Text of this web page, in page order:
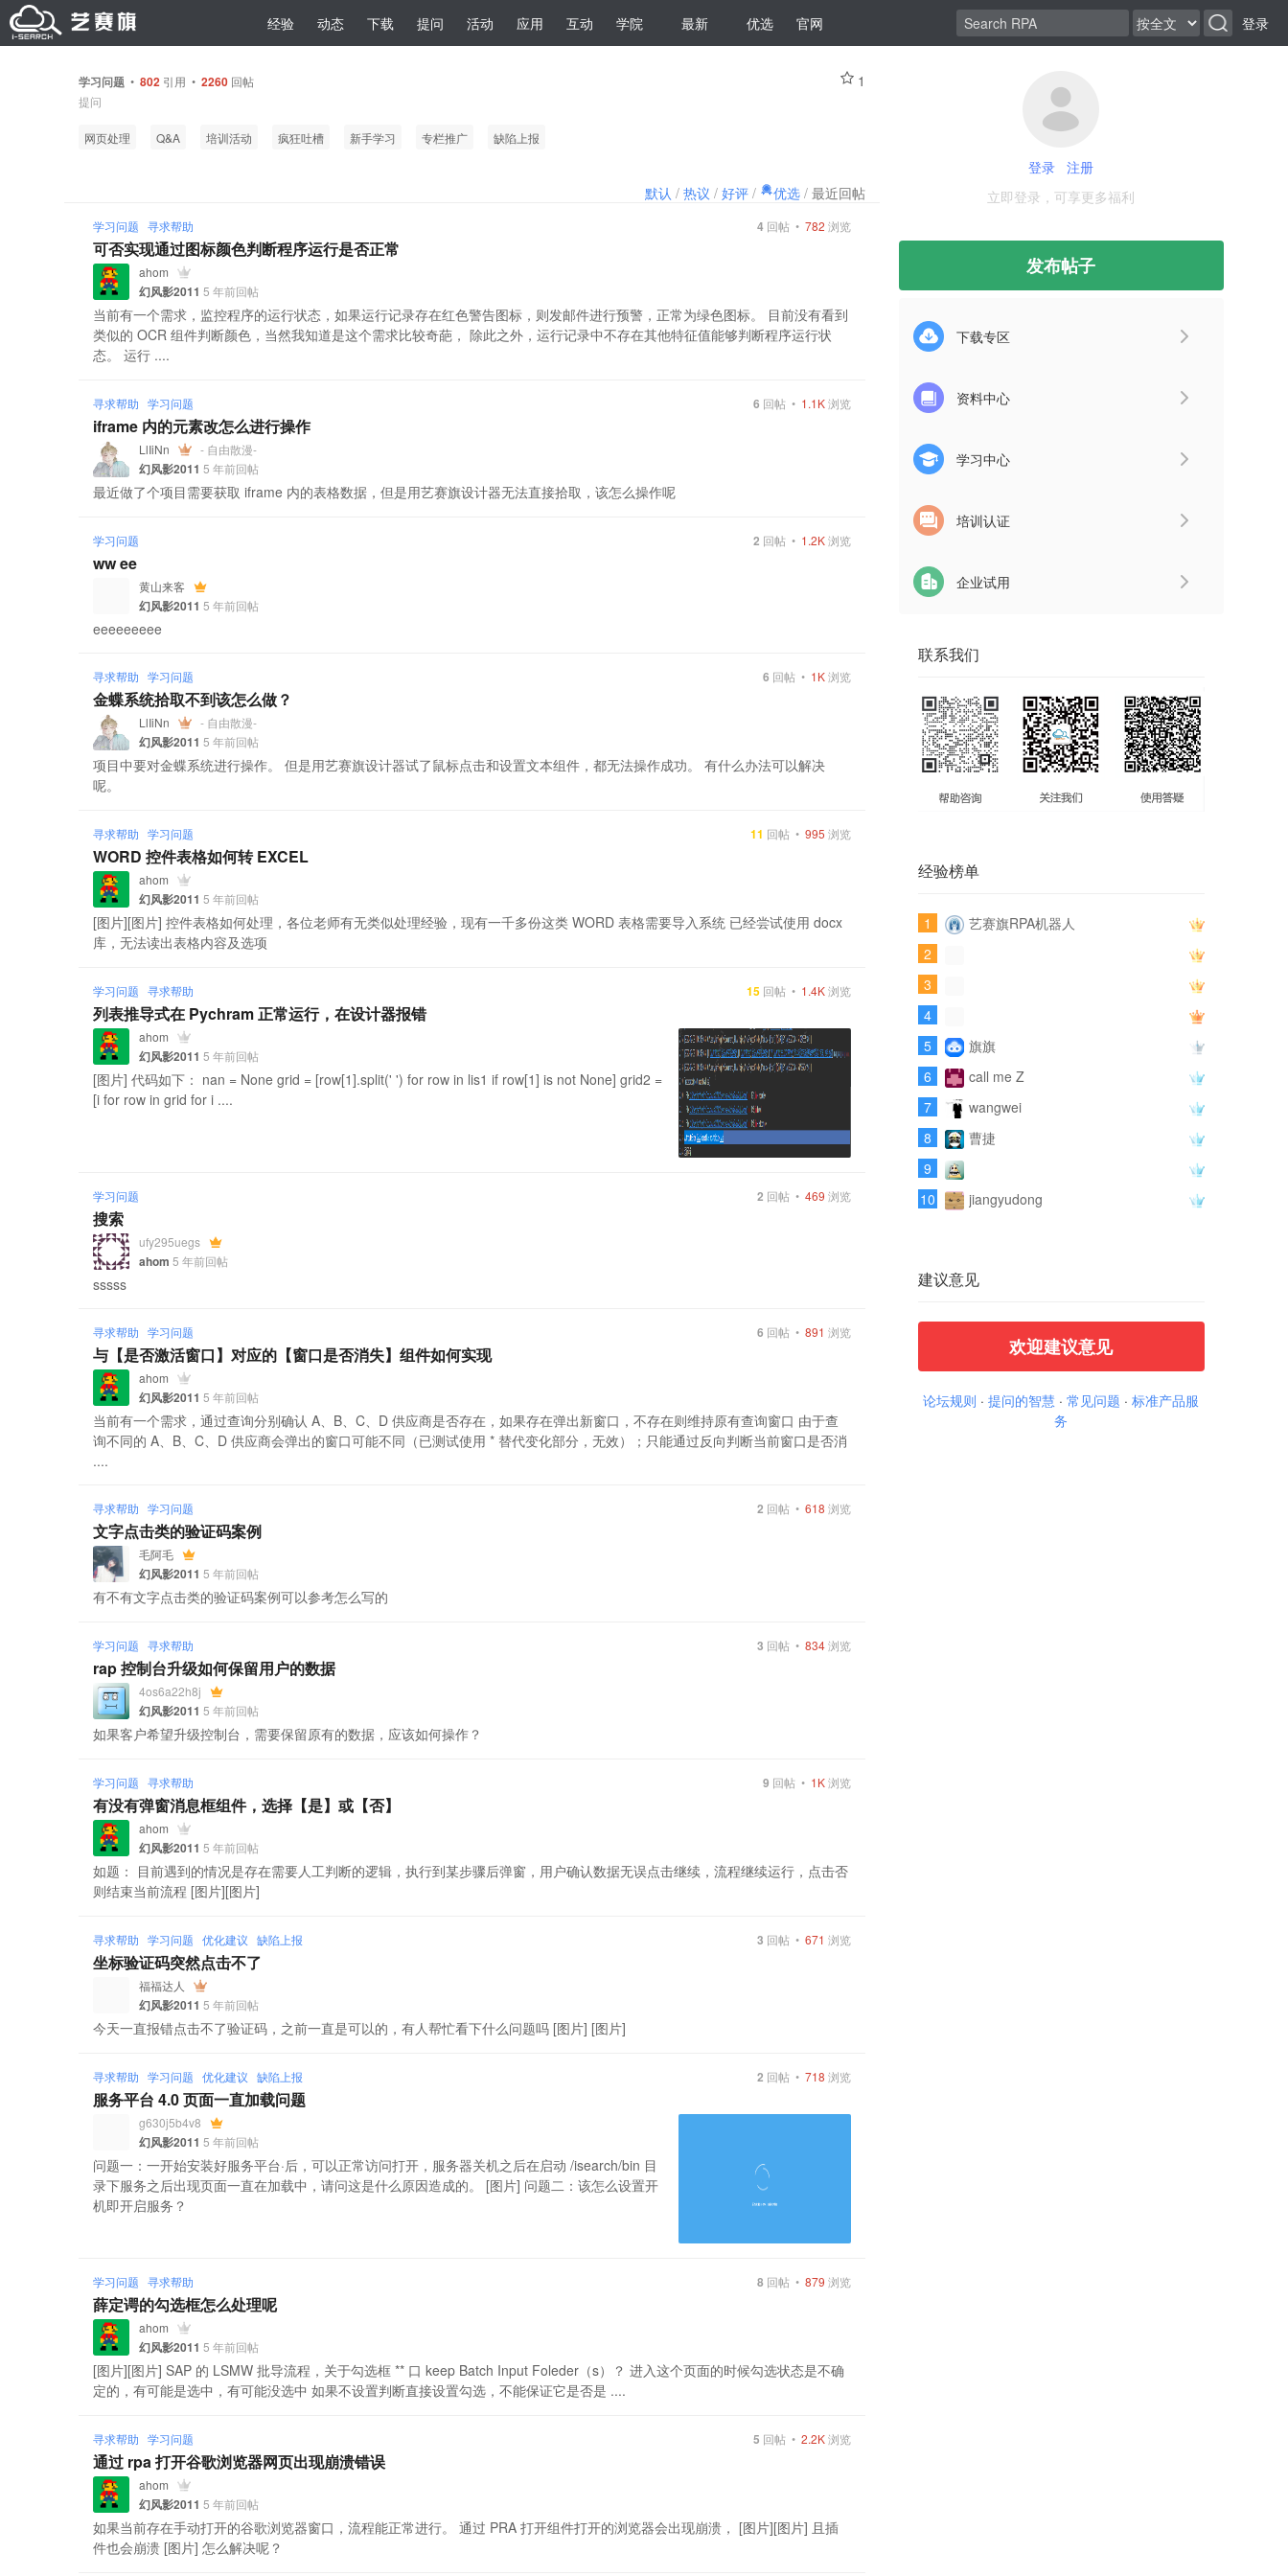
经验 动态 下载 提问 活动 应用 互动 学院 最新 优选 官网 登录
学习问题 •802 引用 •2260 回帖
提问
1
网页处理 Q&A 培训活动 疯狂吐槽 新手学习 专栏推广 缺陷上报
默认 /热议 /好评 / 优选 /最近回帖
学习问题 寻求帮助 4 回帖 •782 浏览
可否实现通过图标颜色判断程序运行是否正常
ahom
幻风影2011 5 年前回帖
当前有一个需求，监控程序的运行状态，如果运行记录存在红色警告图标，则发邮件进行预警，正常为绿色图标。 目前没有看到
类似的 OCR 组件判断颜色，当然我知道是这个需求比较奇葩， 除此之外，运行记录中不存在其他特征值能够判断程序运行状
态。 运行 ....
寻求帮助 学习问题 6 回帖 • 1.1K浏览
iframe 内的元素改怎么进行操作
LlIiNn - 自由散漫-
幻风影2011 5 年前回帖
最近做了个项目需要获取 iframe 内的表格数据，但是用艺赛旗设计器无法直接拾取，该怎么操作呢
学习问题 2 回帖 • 1.2K浏览
ww ee
黄山来客
幻风影2011 5 年前回帖
eeeeeeeee
寻求帮助 学习问题 6 回帖 • 1K浏览
金蝶系统拾取不到该怎么做？
LlIiNn - 自由散漫-
幻风影2011 5 年前回帖
项目中要对金蝶系统进行操作。 但是用艺赛旗设计器试了鼠标点击和设置文本组件，都无法操作成功。 有什么办法可以解决
呢。
寻求帮助 学习问题 11 回帖 •995 浏览
WORD 控件表格如何转 EXCEL
ahom
幻风影2011 5 年前回帖
[图片][图片] 控件表格如何处理，各位老师有无类似处理经验，现有一千多份这类 WORD 表格需要导入系统 已经尝试使用 docx
库，无法读出表格内容及选项
学习问题 寻求帮助 15 回帖 • 1.4K浏览
列表推导式在 Pychram 正常运行，在设计器报错
ahom
幻风影2011 5 年前回帖
[图片] 代码如下： nan = None grid = [row[1].split(' ') for row in lis1 if row[1] is not None] grid2 =
[i for row in grid for i ....
学习问题 2 回帖 •469 浏览
搜索
ufy295uegs
ahom 5 年前回帖
sssss
寻求帮助 学习问题 6 回帖 •891 浏览
与【是否激活窗口】对应的【窗口是否消失】组件如何实现
ahom
幻风影2011 5 年前回帖
当前有一个需求，通过查询分别确认 A、B、C、D 供应商是否存在，如果存在弹出新窗口，不存在则维持原有查询窗口 由于查
询不同的 A、B、C、D 供应商会弹出的窗口可能不同（已测试使用 * 替代变化部分，无效）；只能通过反向判断当前窗口是否消
....
寻求帮助 学习问题 2 回帖 •618 浏览
文字点击类的验证码案例
毛阿毛
幻风影2011 5 年前回帖
有不有文字点击类的验证码案例可以参考怎么写的
学习问题 寻求帮助 3 回帖 •834浏览
rap 控制台升级如何保留用户的数据
4os6a22h8j
幻风影2011 5 年前回帖
如果客户希望升级控制台，需要保留原有的数据，应该如何操作？
学习问题 寻求帮助 9 回帖 • 1K浏览
有没有弹窗消息框组件，选择【是】或【否】
ahom
幻风影2011 5 年前回帖
如题： 目前遇到的情况是存在需要人工判断的逻辑，执行到某步骤后弹窗，用户确认数据无误点击继续，流程继续运行，点击否
则结束当前流程 [图片][图片]
寻求帮助 学习问题 优化建议 缺陷上报 3 回帖 •671 浏览
坐标验证码突然点击不了
福福达人
幻风影2011 5 年前回帖
今天一直报错点击不了验证码，之前一直是可以的，有人帮忙看下什么问题吗 [图片] [图片]
寻求帮助 学习问题 优化建议 缺陷上报 2 回帖 •718 浏览
服务平台 4.0 页面一直加载问题
g630j5b4v8
幻风影2011 5 年前回帖
问题一：一开始安装好服务平台·后，可以正常访问打开，服务器关机之后在启动 /isearch/bin 目
录下服务之后出现页面一直在加载中，请问这是什么原因造成的。 [图片] 问题二：该怎么设置开
机即开启服务？
学习问题 寻求帮助 8 回帖 •879 浏览
薛定谔的勾选框怎么处理呢
ahom
幻风影2011 5 年前回帖
[图片][图片] SAP 的 LSMW 批导流程，关于勾选框 ** 口 keep Batch Input Foleder（s）？ 进入这个页面的时候勾选状态是不确
定的，有可能是选中，有可能没选中 如果不设置判断直接设置勾选，不能保证它是否是 ....
寻求帮助 学习问题 5 回帖 •2.2K浏览
通过 rpa 打开谷歌浏览器网页出现崩溃错误
ahom
幻风影2011 5 年前回帖
如果当前存在手动打开的谷歌浏览器窗口，流程能正常进行。 通过 PRA 打开组件打开的浏览器会出现崩溃， [图片][图片] 且插
件也会崩溃 [图片] 怎么解决呢？
登录
注册
立即登录，可享更多福利
发布帖子
下载专区
资料中心
学习中心
培训认证
企业试用
联系我们
经验榜单
1
艺赛旗RPA机器人
2
3
4
5
旗旗
6
call me Z
7
wangwei
8
曹捷
9
10
jiangyudong
建议意见
欢迎建议意见
论坛规则 ·提问的智慧 ·常见问题 ·标准产品服
务